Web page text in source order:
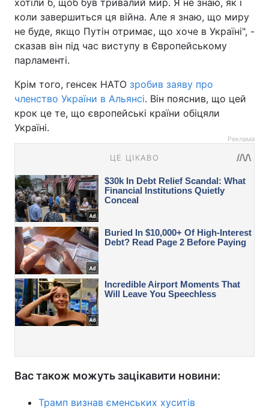
хотіли б, щоб був тривалий мир. Я не знаю, як і
коли завершиться ця війна. Але я знаю, що миру
не буде, якщо Путін отримає, що хоче в Україні", -
сказав він під час виступу в Європейському
парламенті.
Крім того, генсек НАТО зробив заяву про
членство України в Альянсі. Він пояснив, що цей
крок це те, що європейські країни обіцяли
Україні.
Реклама
Вас також можуть зацікавити новини:
Трамп визнав єменських хуситів